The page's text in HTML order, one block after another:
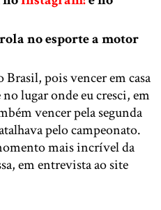
no esporte a motor
Brasil, pois vencer em casa
lugar onde eu cresci, em
vencer pela segunda
pelo campeonato.
mais incrível da
em entrevista ao site